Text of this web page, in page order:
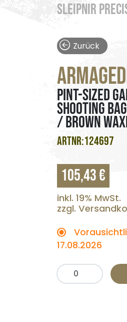
Sleipnir
Zurück
PINT-SIZED
SHOOTING
/ BROWN
ARTNR:124697
105,43 €
inkl. 19% MwSt.
zzgl.
17.08.2026